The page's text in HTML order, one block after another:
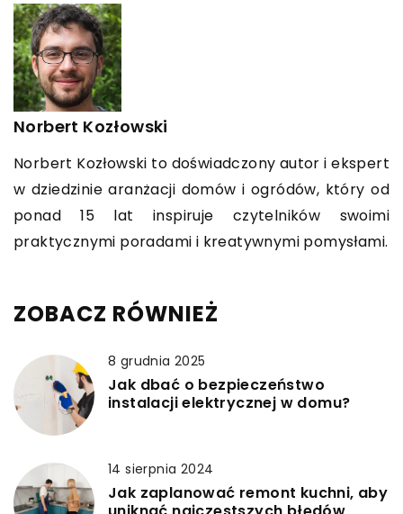
Norbert Kozłowski
Norbert Kozłowski to doświadczony autor i ekspert
w dziedzinie aranżacji domów i ogródów, który od
ponad 15 lat inspiruje czytelników swoimi
praktycznymi poradami i kreatywnymi pomysłami.
ZOBACZ RÓWNIEŻ
8 grudnia 2025
Jak dbać o bezpieczeństwo
instalacji elektrycznej w domu?
14 sierpnia 2024
Jak zaplanować remont kuchni, aby